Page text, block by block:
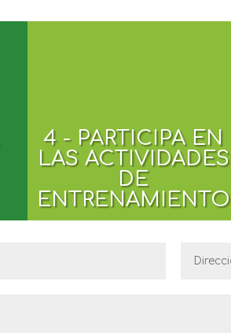
4 - PARTICIPA EN
LAS ACTIVIDADES
DE
ENTRENAMIENTO